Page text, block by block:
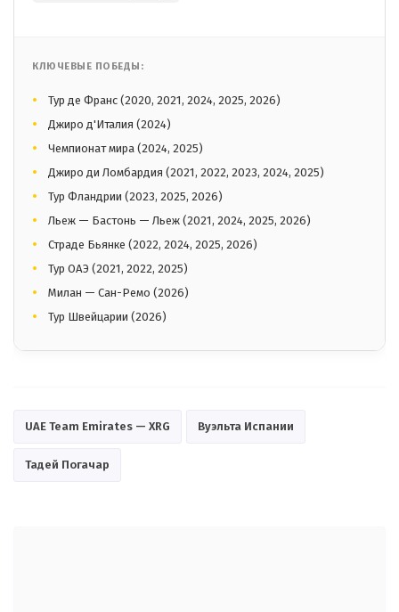
КЛЮЧЕВЫЕ ПОБЕДЫ:
Тур де Франс (2020, 2021, 2024, 2025, 2026)
Джиро д'Италия (2024)
Чемпионат мира (2024, 2025)
Джиро ди Ломбардия (2021, 2022, 2023, 2024, 2025)
Тур Фландрии (2023, 2025, 2026)
Льеж — Бастонь — Льеж (2021, 2024, 2025, 2026)
Страде Бьянке (2022, 2024, 2025, 2026)
Тур ОАЭ (2021, 2022, 2025)
Милан — Сан-Ремо (2026)
Тур Швейцарии (2026)
UAE Team Emirates — XRG Вуэльта Испании
Тадей Погачар